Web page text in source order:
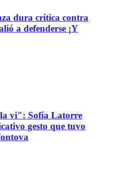
dura crítica contra
a defenderse ¡Y
vi": Sofía Latorre
gesto que tuvo